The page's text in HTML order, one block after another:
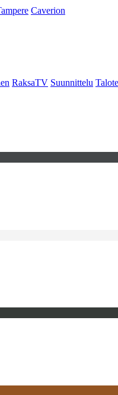
Caverion
RaksaTV Suunnittelu